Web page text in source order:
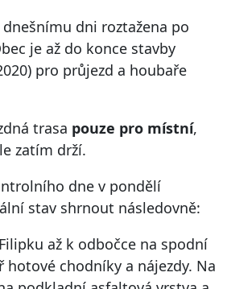
dni roztažena po
je až do konce stavby
pro průjezd a houbaře
trasa pouze pro místní,
zatím drží.
dne v pondělí
stav shrnout následovně:
až k odbočce na spodní
hotové chodníky a nájezdy. Na